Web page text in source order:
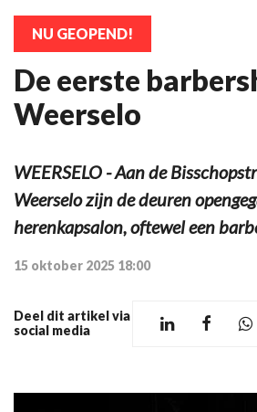
NU GEOPEND!
De eerste
Weerselo
WEERSELO - Aan de
Weerselo zijn de deuren
herenkapsalon, oftewel een
15 oktober 2025 18:00
Deel dit artikel via
social media